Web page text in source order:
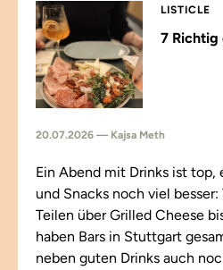
LISTICLE
7 Richtig
20.07.2026 — Kajsa Meth
Ein Abend mit Drinks ist top,
und Snacks noch viel
Teilen über Grilled Cheese
haben Bars in Stuttgart
neben guten Drinks auch